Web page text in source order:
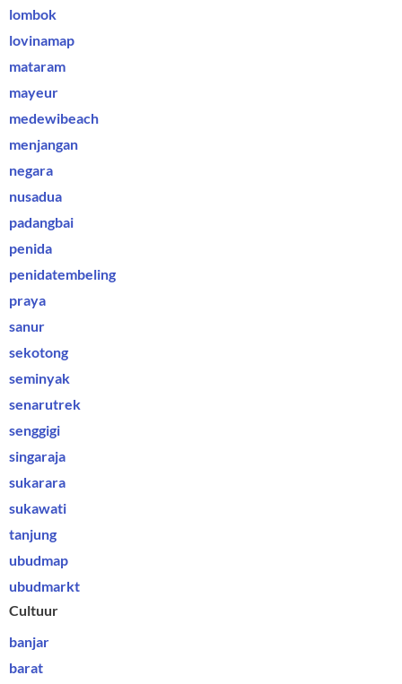
lombok
lovinamap
mataram
mayeur
medewibeach
menjangan
negara
nusadua
padangbai
penida
penidatembeling
praya
sanur
sekotong
seminyak
senarutrek
senggigi
singaraja
sukarara
sukawati
tanjung
ubudmap
ubudmarkt
Cultuur
banjar
barat